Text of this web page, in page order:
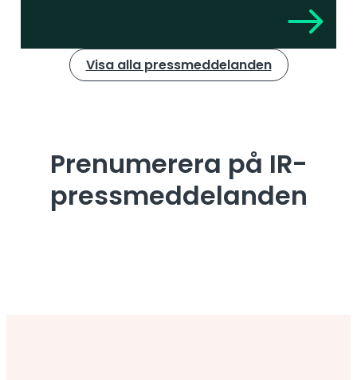
Visa alla pressmeddelanden
Prenumerera på IR-
pressmeddelanden